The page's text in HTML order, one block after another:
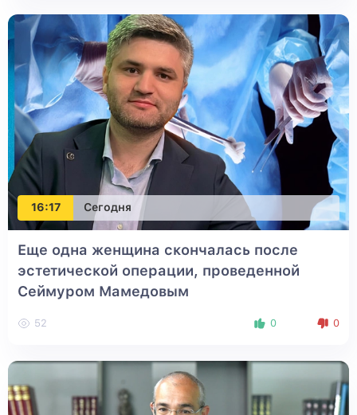
16:17 Сегодня
Еще одна женщина скончалась после
эстетической операции, проведенной
Сеймуром Мамедовым
52 0 0